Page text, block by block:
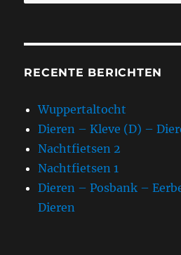
naar:
RECENTE BERICHTEN
Wuppertaltocht
Dieren – Kleve (D) –
Nachtfietsen 2
Nachtfietsen 1
Dieren – Posbank –
Dieren